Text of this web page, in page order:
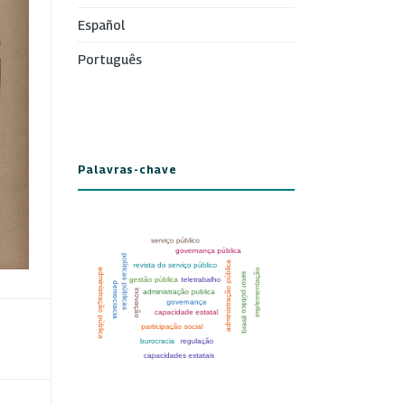
Español
Português
Palavras-chave